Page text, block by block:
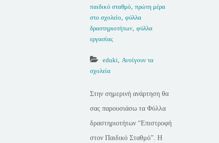
παιδικό σταθμό πρώτη μέρα
στο σχολείο φύλλα
δραστηριοτήτων φύλλα
εργασίας
eduki
Ανοίγουν τα
σχολεία
Στην σημερινή ανάρτηση θα
σας παρουσιάσω τα Φύλλα
δραστηριοτήτων “Επιστροφή
στον Παιδικό Σταθμό”. Η